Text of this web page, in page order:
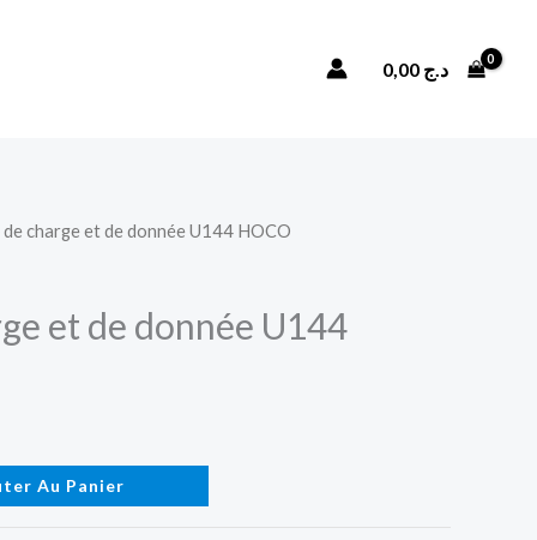
Rechercher د.ج 0,00
de charge et de donnée U144 HOCO
et de donnée U144
Au Panier
HOCO